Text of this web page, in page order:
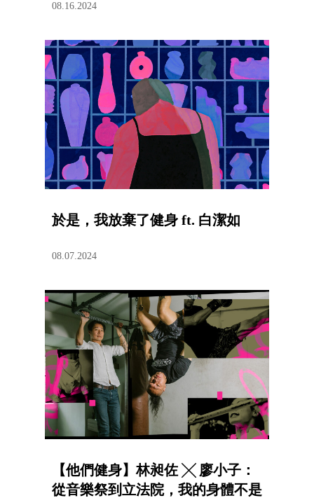
08.16.2024
於是，我放棄了健身 ft. 白潔如
08.07.2024
【他們健身】林昶佐 ╳ 廖小子：
從音樂祭到立法院，我的身體不是